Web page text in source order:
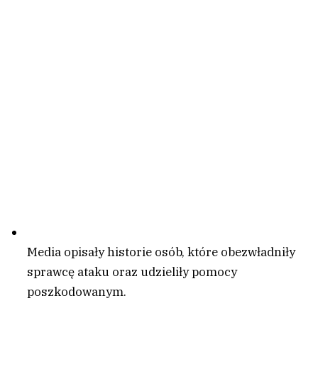
Media opisały historie osób, które obezwładniły
sprawcę ataku oraz udzieliły pomocy
poszkodowanym.